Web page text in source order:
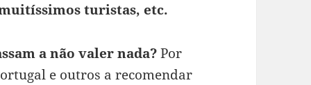
turistas, etc.
a não valer nada?Por
e outros a recomendar